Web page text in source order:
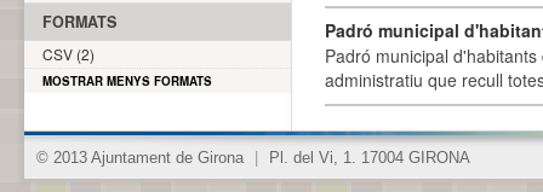
Padró municipal
Padró municipal
administratiu que recull
FORMATS
CSV (2)
MOSTRAR MENYS FORMATS
© 2013 Ajuntament de Girona Pl. del Vi, 1. 17004 GIRONA